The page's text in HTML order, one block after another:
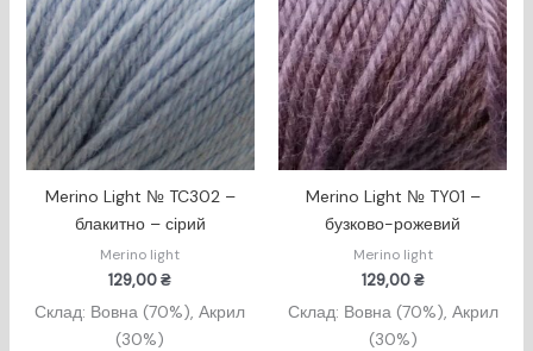
Merino Light № TC302 –
блакитно – сірий
Merino light
129,00₴
Склад: Вовна (70%), Акрил
(30%)
Merino Light № TY01 –
бузково-рожевий
Merino light
129,00₴
Склад: Вовна (70%), Акрил
(30%)